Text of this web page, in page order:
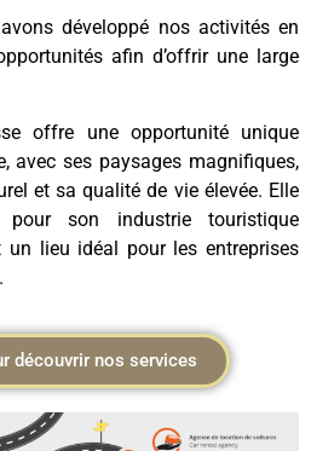
développé nos activités en
afin d’offrir une large
offre une opportunité unique
avec ses paysages magnifiques,
et sa qualité de vie élevée. Elle
pour son industrie touristique
lieu idéal pour les entreprises
découvrir nos services